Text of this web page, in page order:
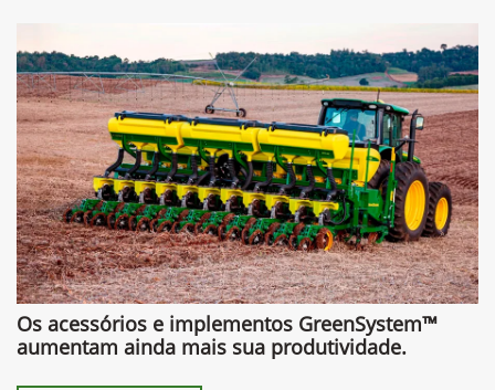
Os acessórios e implementos GreenSystem™
aumentam ainda mais sua produtividade.​